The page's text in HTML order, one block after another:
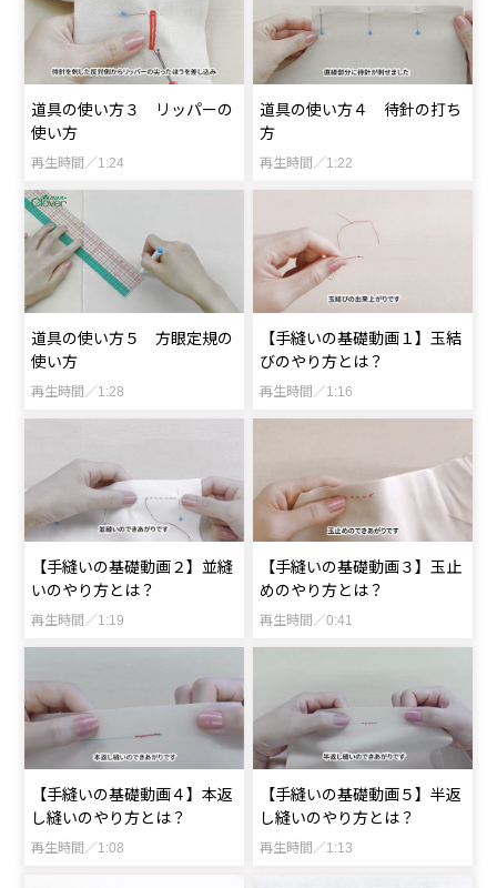
道具の使い方３ リッパーの
使い方
再生時間／1:24
道具の使い方４ 待針の打ち
方
再生時間／1:22
道具の使い方５ 方眼定規の
使い方
再生時間／1:28
【手縫いの基礎動画１】玉結
びのやり方とは？
再生時間／1:16
【手縫いの基礎動画２】並縫
いのやり方とは？
再生時間／1:19
【手縫いの基礎動画３】玉止
めのやり方とは？
再生時間／0:41
【手縫いの基礎動画４】本返
し縫いのやり方とは？
再生時間／1:08
【手縫いの基礎動画５】半返
し縫いのやり方とは？
再生時間／1:13